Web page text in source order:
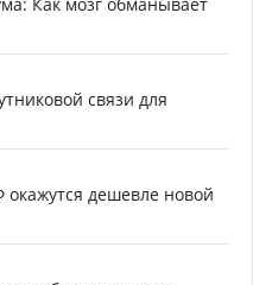
связи для
дешевле новой